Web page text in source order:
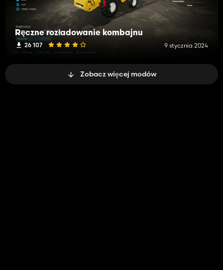
Ręczne rozładowanie kombajnu
26 107 9 stycznia 2024
Zobacz więcej modów